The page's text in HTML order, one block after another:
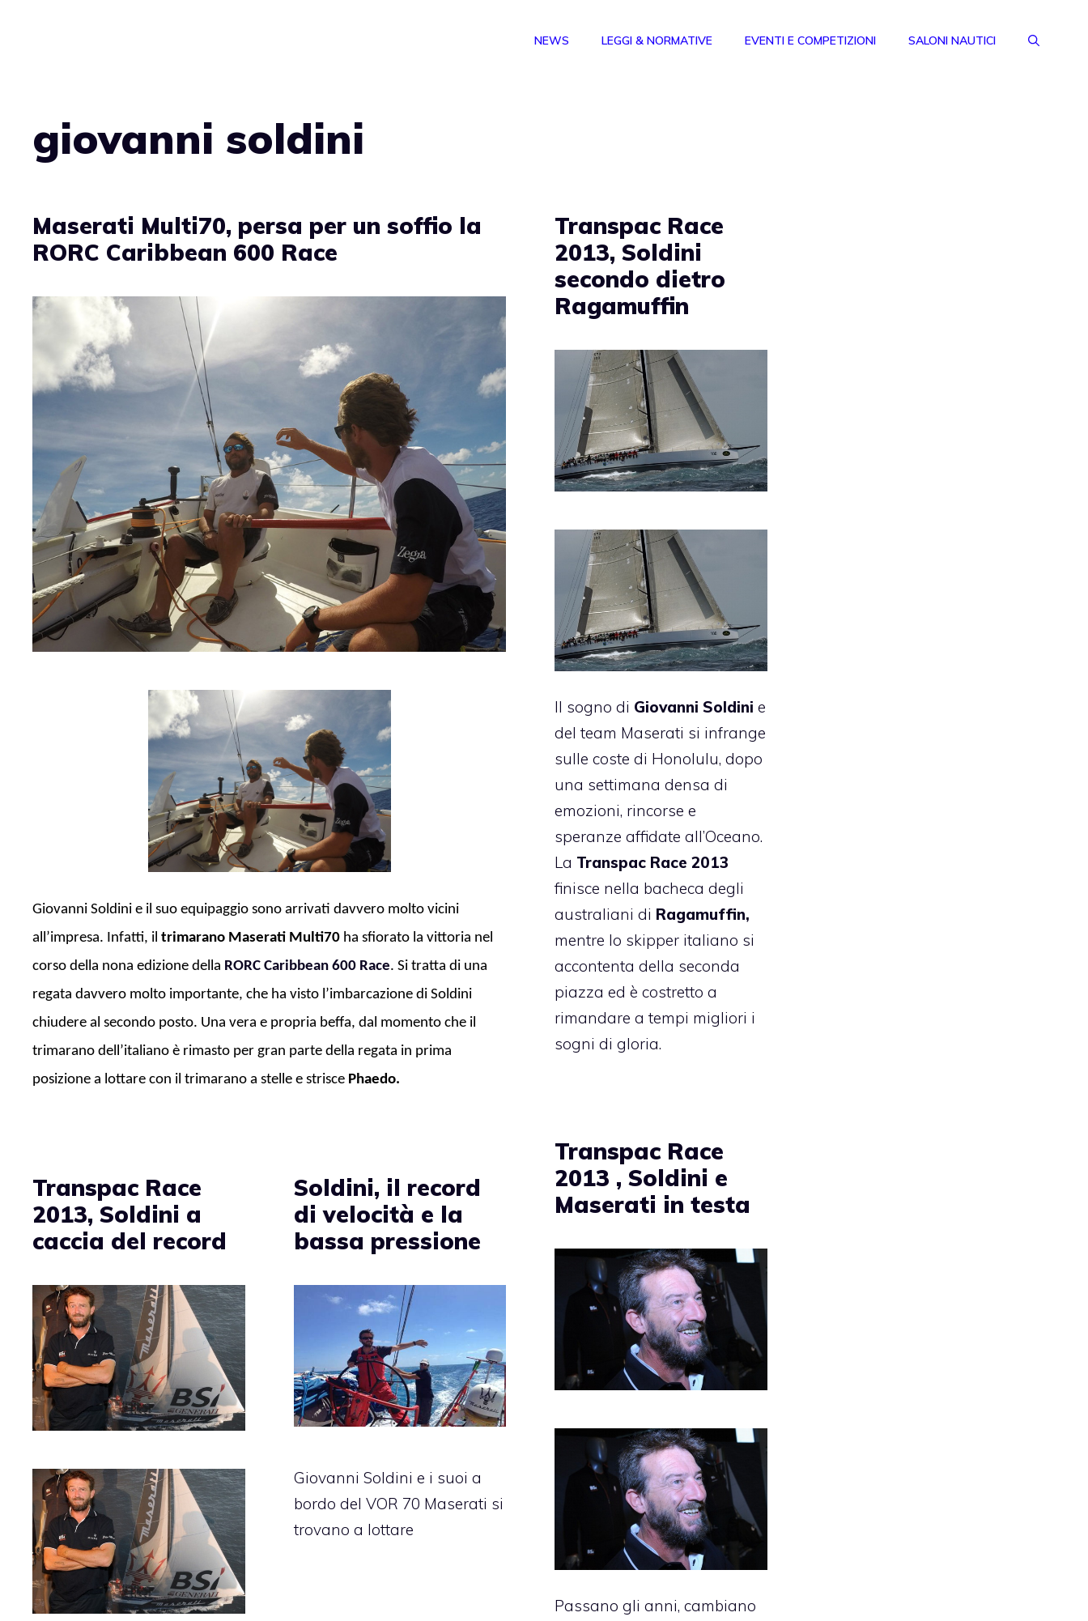
NEWS LEGGI & NORMATIVE EVENTI E COMPETIZIONI SALONI NAUTICI
giovanni soldini
Maserati Multi70, persa per un soffio la
RORC Caribbean 600 Race
Giovanni Soldini e il suo equipaggio sono arrivati davvero molto vicini
all’impresa. Infatti, il trimarano Maserati Multi70 ha sfiorato la vittoria nel
corso della nona edizione della RORC Caribbean 600 Race. Si tratta di una
regata davvero molto importante, che ha visto l’imbarcazione di Soldini
chiudere al secondo posto. Una vera e propria beffa, dal momento che il
trimarano dell’italiano è rimasto per gran parte della regata in prima
posizione a lottare con il trimarano a stelle e strisce Phaedo.
Transpac Race
2013, Soldini
secondo dietro
Ragamuffin
Il sogno di Giovanni Soldini e
del team Maserati si infrange
sulle coste di Honolulu, dopo
una settimana densa di
emozioni, rincorse e
speranze affidate all’Oceano.
La Transpac Race 2013
finisce nella bacheca degli
australiani di Ragamuffin,
mentre lo skipper italiano si
accontenta della seconda
piazza ed è costretto a
rimandare a tempi migliori i
sogni di gloria.
Transpac Race
2013 , Soldini e
Maserati in testa
Passano gli anni, cambiano
Transpac Race
2013, Soldini a
caccia del record
Soldini, il record
di velocità e la
bassa pressione
Giovanni Soldini e i suoi a
bordo del VOR 70 Maserati si
trovano a lottare